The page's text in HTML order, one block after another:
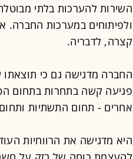
השירות להערכות בלתי
ולפיתוחים במערכות החברה.
קצרה, לדבריה.
החברה מדגישה גם כי
פגיעה קשה בתחרות בתחום
אחרים - תחום התשתיות ותחום
היא מדגישה את הרווחיות